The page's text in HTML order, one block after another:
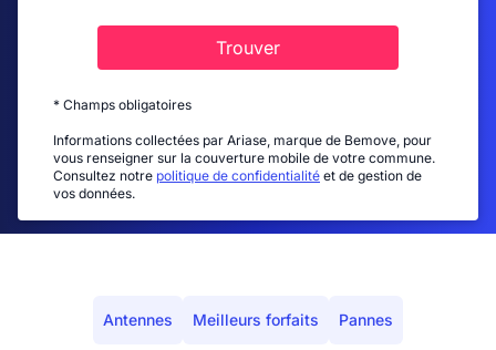
Trouver
* Champs obligatoires
Informations collectées par Ariase, marque de Bemove, pour
vous renseigner sur la couverture mobile de votre commune.
Consultez notre politique de confidentialité et de gestion de
vos données.
Antennes Meilleurs forfaits Pannes